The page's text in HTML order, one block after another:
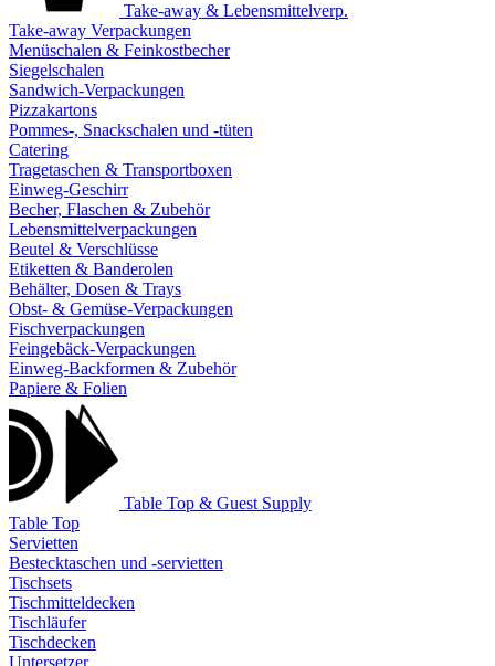
Take-away & Lebensmittelverp.
Take-away Verpackungen
Menüschalen & Feinkostbecher
Siegelschalen
Sandwich-Verpackungen
Pizzakartons
Pommes-, Snackschalen und -tüten
Catering
Tragetaschen & Transportboxen
Einweg-Geschirr
Becher, Flaschen & Zubehör
Lebensmittelverpackungen
Beutel & Verschlüsse
Etiketten & Banderolen
Behälter, Dosen & Trays
Obst- & Gemüse-Verpackungen
Fischverpackungen
Feingebäck-Verpackungen
Einweg-Backformen & Zubehör
Papiere & Folien
Table Top & Guest Supply
Table Top
Servietten
Bestecktaschen und -servietten
Tischsets
Tischmitteldecken
Tischläufer
Tischdecken